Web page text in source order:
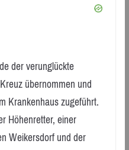
der verunglückte
übernommen und
Krankenhaus zugeführt.
Höhenretter, einer
Weikersdorf und der